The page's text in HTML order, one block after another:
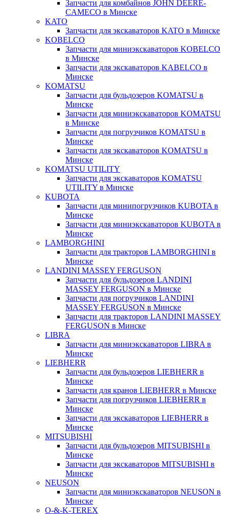
Запчасти для комбайнов JOHN DEERE-
CAMECO в Минске
KATO
Запчасти для экскаваторов KATO в Минске
KOBELCO
Запчасти для миниэкскаваторов KOBELCO
в Минске
Запчасти для экскаваторов KABELCO в
Минске
KOMATSU
Запчасти для бульдозеров KOMATSU в
Минске
Запчасти для миниэкскаваторов KOMATSU
в Минске
Запчасти для погрузчиков KOMATSU в
Минске
Запчасти для экскаваторов KOMATSU в
Минске
KOMATSU UTILITY
Запчасти для экскаваторов KOMATSU
UTILITY в Минске
KUBOTA
Запчасти для минипогрузчиков KUBOTA в
Минске
Запчасти для миниэкскаваторов KUBOTA в
Минске
LAMBORGHINI
Запчасти для тракторов LAMBORGHINI в
Минске
LANDINI MASSEY FERGUSON
Запчасти для бульдозеров LANDINI
MASSEY FERGUSON в Минске
Запчасти для погрузчиков LANDINI
MASSEY FERGUSON в Минске
Запчасти для тракторов LANDINI MASSEY
FERGUSON в Минске
LIBRA
Запчасти для миниэкскаваторов LIBRA в
Минске
LIEBHERR
Запчасти для бульдозеров LIEBHERR в
Минске
Запчасти для кранов LIEBHERR в Минске
Запчасти для погрузчиков LIEBHERR в
Минске
Запчасти для экскаваторов LIEBHERR в
Минске
MITSUBISHI
Запчасти для бульдозеров MITSUBISHI в
Минске
Запчасти для экскаваторов MITSUBISHI в
Минске
NEUSON
Запчасти для миниэкскаваторов NEUSON в
Минске
O-&-K-TEREX